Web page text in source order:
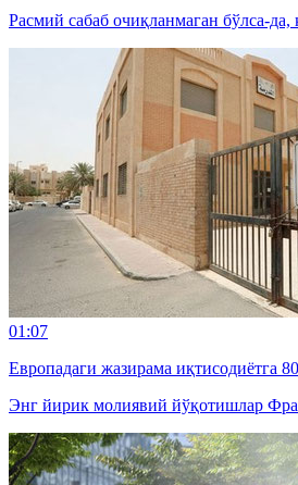
Расмий сабаб очиқланмаган бўлса-
01:07
Европадаги жазирама иқтисодиётга
Энг йирик молиявий йўқотишлар